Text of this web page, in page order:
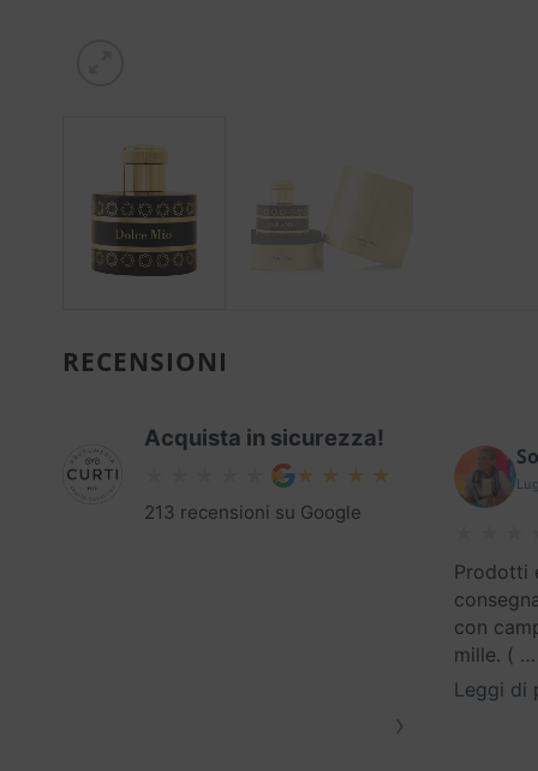
RECENSIONI
Acquista in sicurezza!
213 recensioni su Google
Prodotti
con
mille. ( …
Leggi di
›